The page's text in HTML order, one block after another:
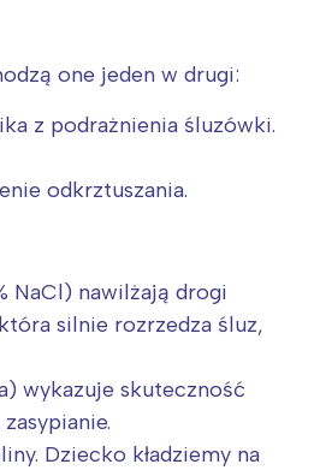
one jeden w drugi:
z podrażnienia śluzówki.
odkrztuszania.
NaCl) nawilżają drogi
silnie rozrzedza śluz,
wykazuje skuteczność
Dziecko kładziemy na